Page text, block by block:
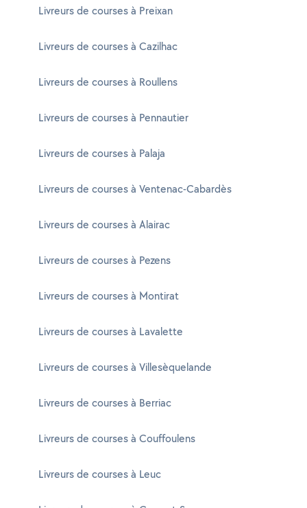
Livreurs de courses à Preixan
Livreurs de courses à Cazilhac
Livreurs de courses à Roullens
Livreurs de courses à Pennautier
Livreurs de courses à Palaja
Livreurs de courses à Ventenac-Cabardès
Livreurs de courses à Alairac
Livreurs de courses à Pezens
Livreurs de courses à Montirat
Livreurs de courses à Lavalette
Livreurs de courses à Villesèquelande
Livreurs de courses à Berriac
Livreurs de courses à Couffoulens
Livreurs de courses à Leuc